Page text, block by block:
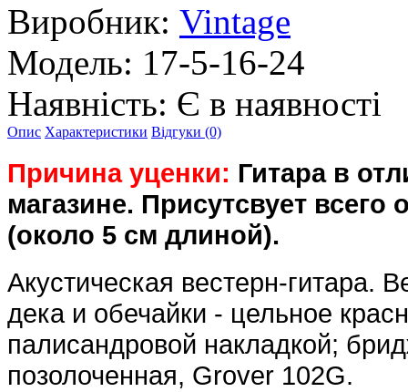
Виробник: Vintage
Модель: 17-5-16-24
Наявність: Є в наявності
Опис Характеристики Відгуки (0)
Причина уценки: Гитара в
магазине. Присутсвует
(около 5 см длиной).
Акустическая вестерн-гитара.
дека и обечайки - цельное
палисандровой накладкой;
позолоченная, Grover 102G.